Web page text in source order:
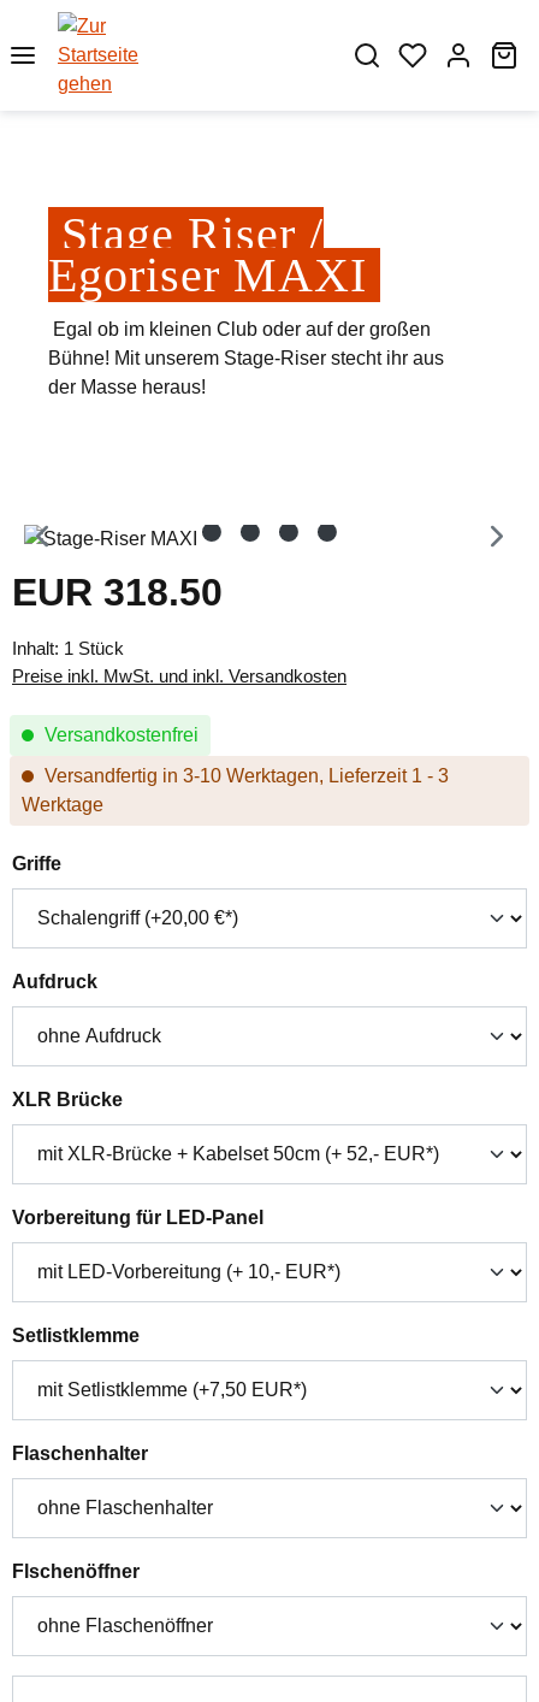
Zum Hauptinhalt springen
Stage Riser /
Egoriser MAXI
Egal ob im kleinen Club oder auf der großen
Bühne! Mit unserem Stage-Riser stecht ihr aus
der Masse heraus!
Bildergalerie überspringen
Regulärer Preis:
EUR 318.50
Inhalt: 1 Stück
Preise inkl. MwSt. und inkl. Versandkosten
Versandkostenfrei
Versandfertig in 3-10 Werktagen, Lieferzeit 1 - 3
Werktage
Griffeauswählen
Aufdruckauswählen
XLR Brückeauswählen
Vorbereitung für LED-Panelauswählen
Setlistklemmeauswählen
Flaschenhalterauswählen
Flschenöffnerauswählen